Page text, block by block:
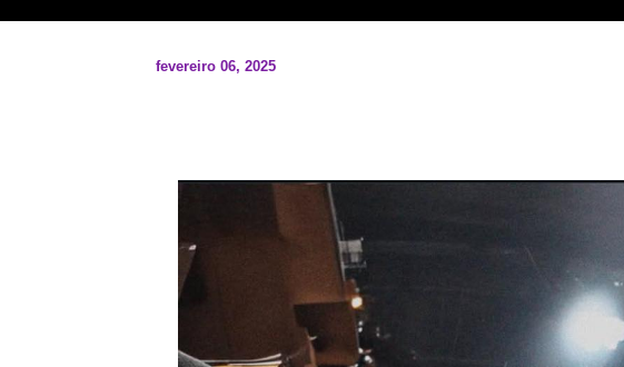
fevereiro 06, 2025